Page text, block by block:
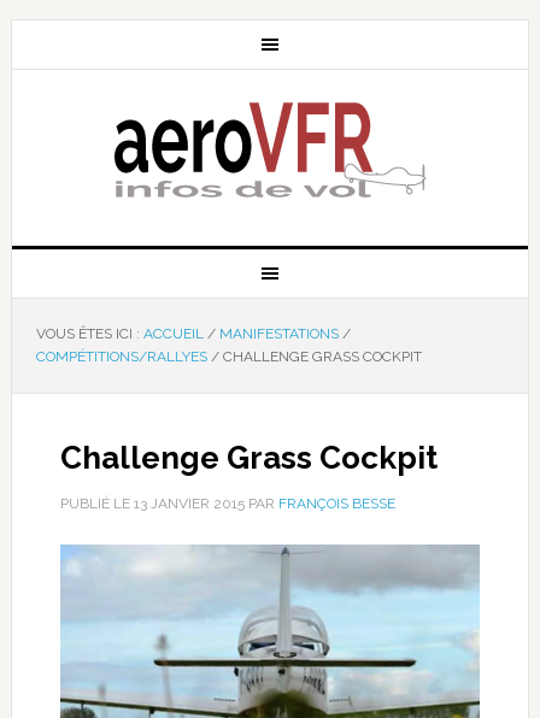
VOUS ÊTES ICI : ACCUEIL / MANIFESTATIONS /
COMPÉTITIONS/RALLYES /CHALLENGE GRASS COCKPIT
Challenge Grass Cockpit
PUBLIÉ LE 13 JANVIER 2015PAR FRANÇOIS BESSE